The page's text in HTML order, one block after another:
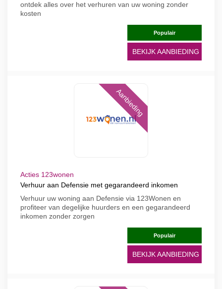
ontdek alles over het verhuren van uw woning zonder
kosten
Populair
BEKIJK AANBIEDING
Aanbieding
Acties 123wonen
Verhuur aan Defensie met gegarandeerd inkomen
Verhuur uw woning aan Defensie via 123Wonen en
profiteer van degelijke huurders en een gegarandeerd
inkomen zonder zorgen
Populair
BEKIJK AANBIEDING